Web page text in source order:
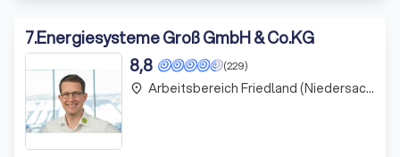
7.Energiesysteme Groß GmbH & Co.KG
(229)
8,8
place Arbeitsbereich Friedland (Niedersachsen)